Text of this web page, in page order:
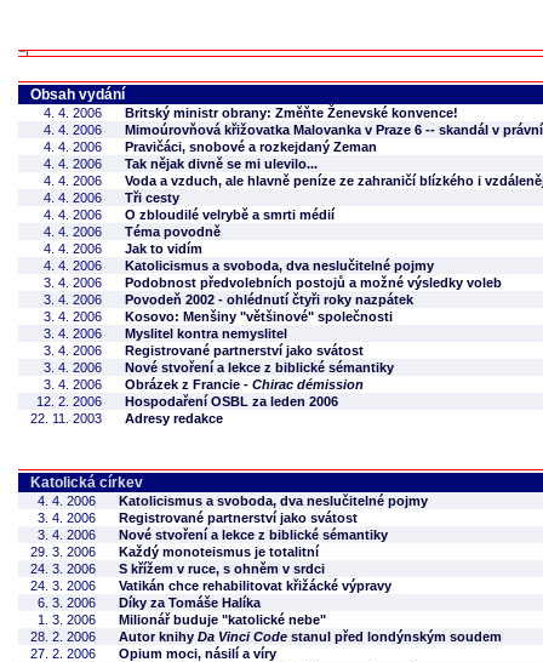
Obsah vydání
4. 4. 2006
Britský ministr obrany: Změňte Ženevské konvence!
4. 4. 2006
Mimoúrovňová křižovatka Malovanka v Praze 6 -- skandál v
4. 4. 2006
Pravičáci, snobové a rozkejdaný Zeman
4. 4. 2006
Tak nějak divně se mi ulevilo...
4. 4. 2006
Voda a vzduch, ale hlavně peníze ze zahraničí blízkého i
4. 4. 2006
Tři cesty
4. 4. 2006
O zbloudilé velrybě a smrti médií
4. 4. 2006
Téma povodně
4. 4. 2006
Jak to vidím
4. 4. 2006
Katolicismus a svoboda, dva neslučitelné pojmy
3. 4. 2006
Podobnost předvolebních postojů a možné výsledky voleb
3. 4. 2006
Povodeň 2002 - ohlédnutí čtyři roky nazpátek
3. 4. 2006
Kosovo: Menšiny "většinové" společnosti
3. 4. 2006
Myslitel kontra nemyslitel
3. 4. 2006
Registrované partnerství jako svátost
3. 4. 2006
Nové stvoření a lekce z biblické sémantiky
3. 4. 2006
Obrázek z Francie - Chirac démission
12. 2. 2006
Hospodaření OSBL za leden 2006
22. 11. 2003
Adresy redakce
Katolická církev
4. 4. 2006
Katolicismus a svoboda, dva neslučitelné pojmy
3. 4. 2006
Registrované partnerství jako svátost
3. 4. 2006
Nové stvoření a lekce z biblické sémantiky
29. 3. 2006
Každý monoteismus je totalitní
24. 3. 2006
S křížem v ruce, s ohněm v srdci
24. 3. 2006
Vatikán chce rehabilitovat křižácké výpravy
6. 3. 2006
Díky za Tomáše Halíka
1. 3. 2006
Milionář buduje "katolické nebe"
28. 2. 2006
Autor knihy Da Vinci Code stanul před londýnským soudem
27. 2. 2006
Opium moci, násilí a víry